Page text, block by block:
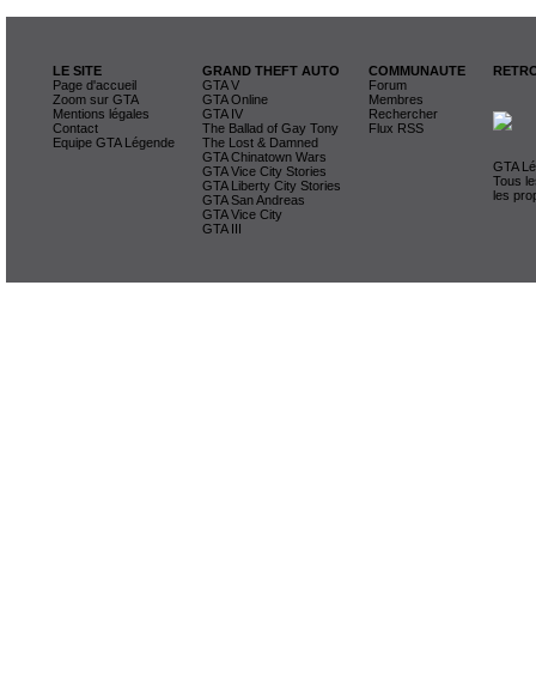
LE SITE
Page d'accueil
Zoom sur GTA
Mentions légales
Contact
Equipe GTA Légende
GRAND THEFT AUTO
GTA V
GTA Online
GTA IV
The Ballad of Gay Tony
The Lost & Damned
GTA Chinatown Wars
GTA Vice City Stories
GTA Liberty City Stories
GTA San Andreas
GTA Vice City
GTA III
COMMUNAUTE
Forum
Membres
Rechercher
Flux RSS
GTA
Tous
les